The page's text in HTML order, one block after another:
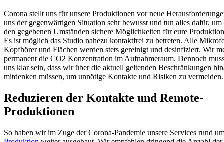
Corona stellt uns für unsere Produktionen vor neue
uns der gegenwärtigen Situation sehr bewusst und tun alles dafür, um
den gegebenen Umständen sichere Möglichkeiten für eure
Es ist möglich das Studio nahezu kontaktfrei zu betreten. Alle
Kopfhörer und Flächen werden stets gereinigt und desinfiziert. Wir
permanent die CO2 Konzentration im Aufnahmeraum. Dennoch
uns klar sein, dass wir über die aktuell geltenden Beschränkungen
mitdenken müssen, um unnötige Kontakte und Risiken zu vermeiden.
Reduzieren der Kontakte und Remote-
Produktionen
So haben wir im Zuge der Corona-Pandemie unsere Services rund